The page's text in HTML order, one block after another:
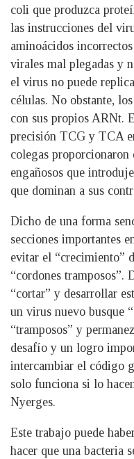
coli que produzca
las instrucciones del
aminoácidos
virales mal plegadas y
el virus no puede
células. No obstante,
con sus propios ARNt.
precisión TCG y TCA
colegas
engañosos que
que dominan a sus
Dicho de una forma
secciones importantes
evitar el “crecimiento”
“cordones tramposos”.
“cortar” y desarrollar
un virus nuevo busque
“tramposos” y
desafío y un logro
intercambiar el código
solo funciona si lo
Nyerges.
Este trabajo puede
hacer que una bacteria